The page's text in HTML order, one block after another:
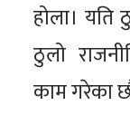
होला। यति
ठुलो
काम गरेका